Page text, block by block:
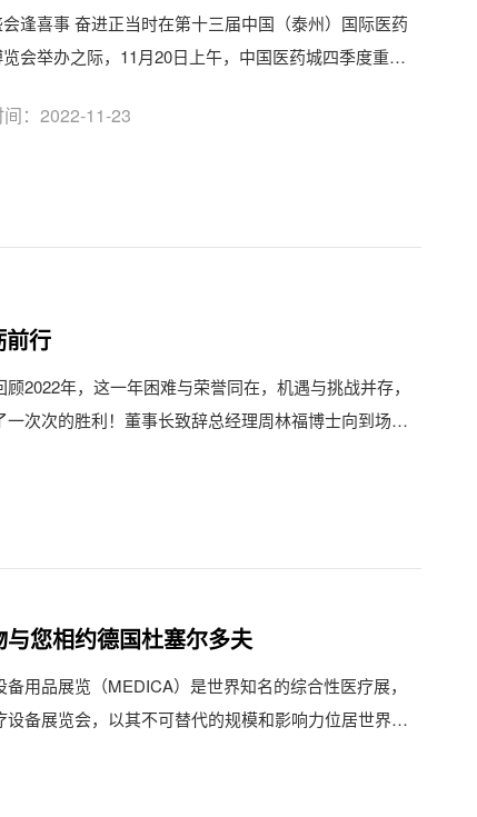
逢喜事 奋进正当时在第十三届中国（泰州）国际医药
会举办之际，11月20日上午，中国医药城四季度重大
间：2022-11-23
行
2022年，这一年困难与荣誉同在，机遇与挑战并存，
次次的胜利！董事长致辞总经理周林福博士向到场的
您相约德国杜塞尔多夫
用品展览（MEDICA）是世界知名的综合性医疗展，
备展览会，以其不可替代的规模和影响力位居世界医